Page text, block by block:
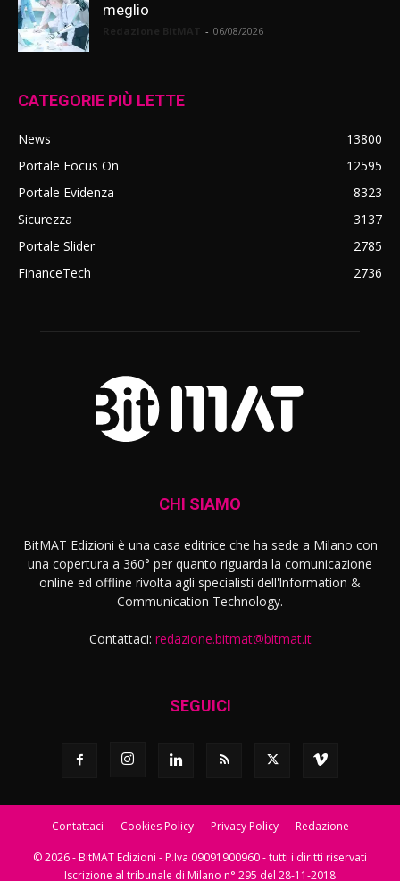
meglio
- 06/08/2026
CATEGORIE PIÙ LETTE
News
13800
Portale Focus On
12595
Portale Evidenza
8323
Sicurezza
3137
Portale Slider
2785
FinanceTech
2736
CHI SIAMO
BitMAT Edizioni è una casa editrice che ha sede a Milano con
una copertura a 360° per quanto riguarda la comunicazione
online ed offline rivolta agli specialisti dell'lnformation &
Communication Technology.
Contattaci: redazione.bitmat@bitmat.it
SEGUICI
Contattaci Cookies Policy Privacy Policy Redazione
© 2026 - BitMAT Edizioni - P.Iva 09091900960 - tutti i diritti riservati
Iscrizione al tribunale di Milano n° 295 del 28-11-2018